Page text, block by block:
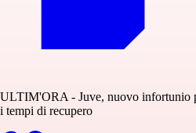
ULTIM'ORA - Juve, nuovo infortunio
i tempi di recupero